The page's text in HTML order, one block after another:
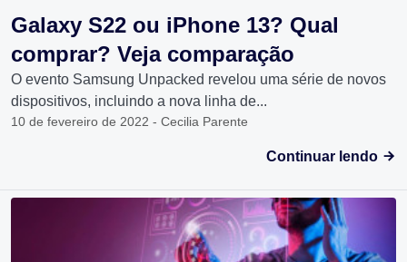
Galaxy S22 ou iPhone 13? Qual
comprar? Veja comparação
O evento Samsung Unpacked revelou uma série de novos
dispositivos, incluindo a nova linha de...
10 de fevereiro de 2022 - Cecilia Parente
Continuar lendo